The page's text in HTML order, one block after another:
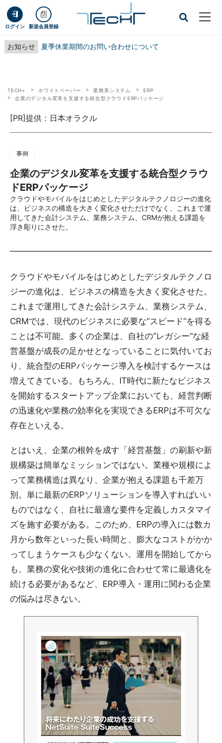
ログイン 新規会員登録
お知らせ 夏季休業期間のお問い合わせについて
TECH+ ホワイトペーパー 業務系システム
ERP
企業のデジタル変革を支援する統合型クラウドERPパッケージ
[PR]提供：日本オラクル
事例
企業のデジタル変革を支援する統合型クラウ
ドERPパッケージ
クラウドやモバイルをはじめとしたデジタルテクノロジーの進化
は、ビジネスの構造を大きく変化させただけでなく、これまで運
用してきた会計システム、業務システム、CRMが抱える課題を
浮き彫りにさせた。
クラウドやモバイルをはじめとしたデジタルテクノロ
ジーの進化は、ビジネスの構造を大きく変化させた。
これまで運用してきた会計システム、業務システム、
CRMでは、現代のビジネスに必要な”スピード”を得る
ことは不可能。多くの企業は、自社の”レガシー”な経
営基盤が成長の足かせとなっていることに気付いてお
り、統合型のERPパッケージ導入を検討するケースは
増えてきている。もちろん、IT時代に新たなビジネス
を開始するスタートアップ企業においても、経営判断
の迅速化や業務の効率化を実現できるERPは不可欠な
存在といえる。
とはいえ、企業の根幹を成す「経営基盤」の刷新や新
規構築は簡単なミッションではない。業種や規模によ
って業務構造は異なり、企業が抱える課題も千差万
別。単に最新のERPソリューションを導入すればいい
ものではなく、自社に最適な要件を定義しカスタマイ
ズを施す必要がある。このため、ERPの導入には数カ
月から数年といった長い時間と、膨大なコストがかか
ってしまうケースも少なくない。運用を開始してから
も、業務の変化や技術の進化に合わせて常に最適化を
続ける必要があるなど、ERP導入・運用に関わる企業
の悩みは尽きない。